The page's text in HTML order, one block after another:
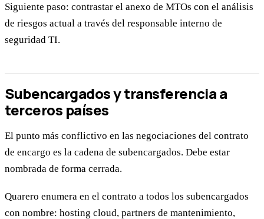
Siguiente paso: contrastar el anexo de MTOs con el análisis
de riesgos actual a través del responsable interno de
seguridad TI.
Subencargados y transferencia a
terceros países
El punto más conflictivo en las negociaciones del contrato
de encargo es la cadena de subencargados. Debe estar
nombrada de forma cerrada.
Quarero enumera en el contrato a todos los subencargados
con nombre: hosting cloud, partners de mantenimiento,